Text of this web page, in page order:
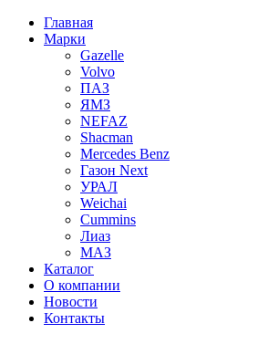
Главная
Марки
Gazelle
Volvo
ПАЗ
ЯМЗ
NEFAZ
Shacman
Mercedes Benz
Газон Next
УРАЛ
Weichai
Cummins
Лиаз
МАЗ
Каталог
О компании
Новости
Контакты